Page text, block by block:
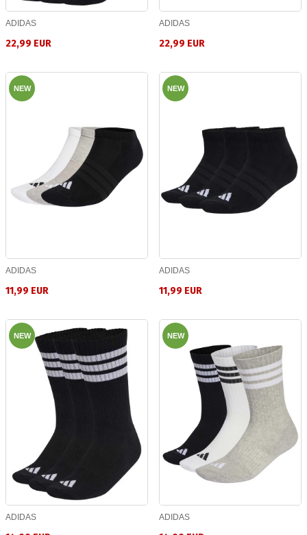
ADIDAS
22,99 EUR
ADIDAS
22,99 EUR
NEW
ADIDAS
11,99 EUR
NEW
ADIDAS
11,99 EUR
NEW
ADIDAS
NEW
ADIDAS